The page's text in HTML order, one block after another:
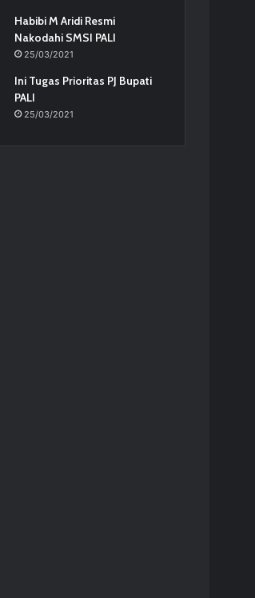
Habibi M Aridi Resmi
Nakodahi SMSI PALI
25/03/2021
Ini Tugas Prioritas PJ Bupati
PALI
25/03/2021